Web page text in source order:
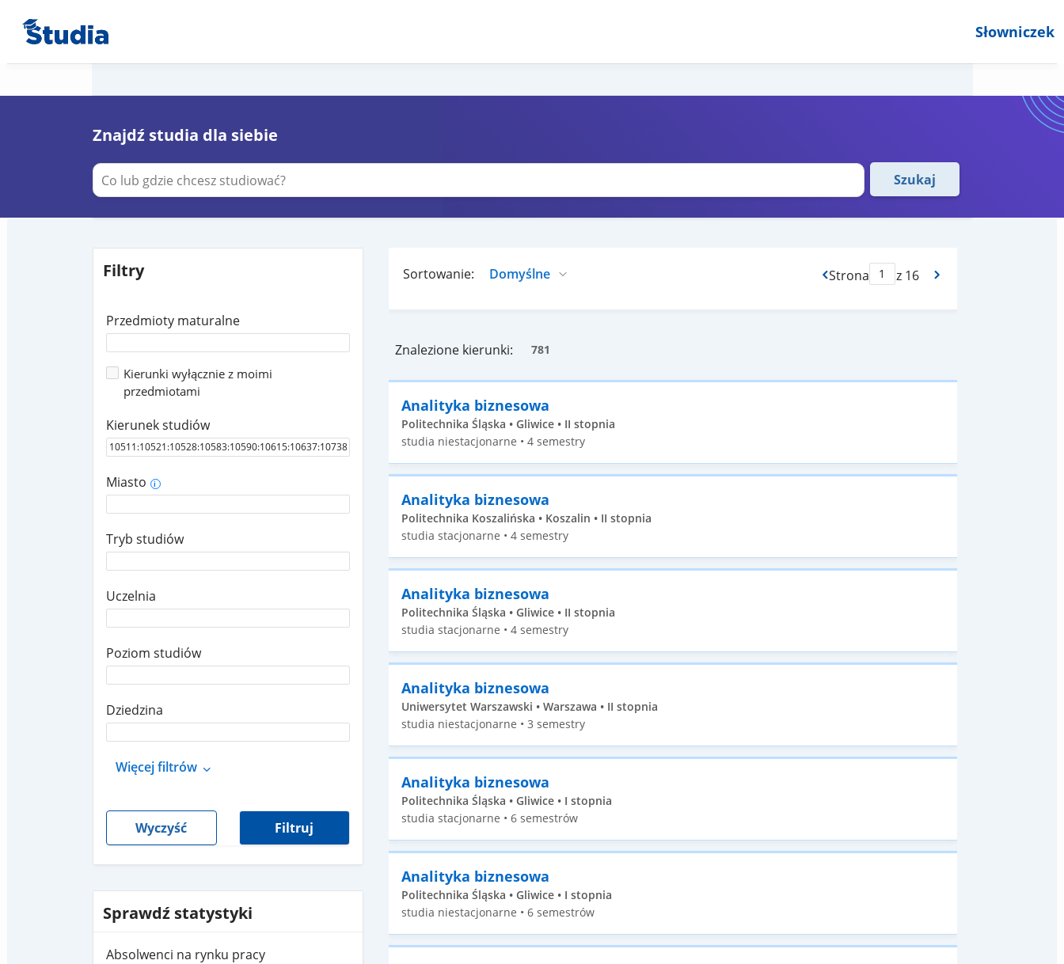
Słowniczek
Znajdź studia dla siebie
Szukaj
Filtry
Przedmioty maturalne
Kierunki wyłącznie z moimi
przedmiotami
Kierunek studiów
Miasto i
Tryb studiów
Uczelnia
Poziom studiów
Dziedzina
Więcej filtrów
Wyczyść Filtruj
Sprawdź statystyki
Absolwenci na rynku pracy
Sortowanie: Strona z 16
Znalezione kierunki: 781
Analityka biznesowa
Politechnika Śląska • Gliwice • II stopnia
studia niestacjonarne • 4 semestry
Analityka biznesowa
Politechnika Koszalińska • Koszalin • II stopnia
studia stacjonarne • 4 semestry
Analityka biznesowa
Politechnika Śląska • Gliwice • II stopnia
studia stacjonarne • 4 semestry
Analityka biznesowa
Uniwersytet Warszawski • Warszawa • II stopnia
studia niestacjonarne • 3 semestry
Analityka biznesowa
Politechnika Śląska • Gliwice • I stopnia
studia stacjonarne • 6 semestrów
Analityka biznesowa
Politechnika Śląska • Gliwice • I stopnia
studia niestacjonarne • 6 semestrów